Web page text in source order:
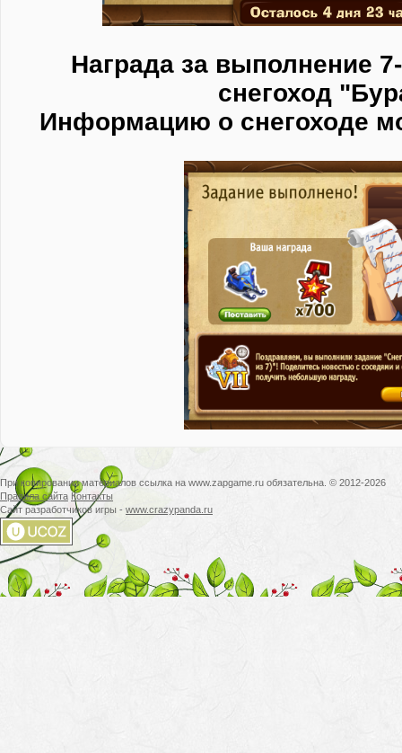
Награда за выполнение
снегоход
Информацию о снегоходе
При копировании материалов ссылка на www.zapgame.ru обязательна. © 2012-2026
Правила сайта Контакты
Сайт разработчиков игры - www.crazypanda.ru